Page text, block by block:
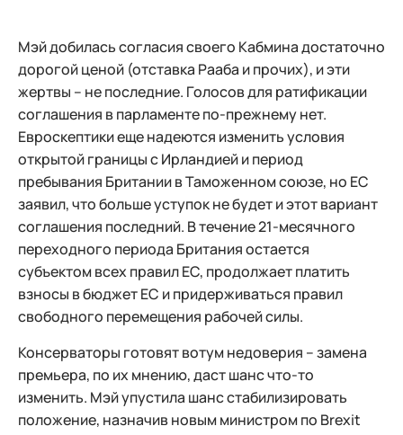
Мэй добилась согласия своего Кабмина достаточно
дорогой ценой (отставка Рааба и прочих), и эти
жертвы – не последние. Голосов для ратификации
соглашения в парламенте по-прежнему нет.
Евроскептики еще надеются изменить условия
открытой границы с Ирландией и период
пребывания Британии в Таможенном союзе, но ЕС
заявил, что больше уступок не будет и этот вариант
соглашения последний. В течение 21-месячного
переходного периода Британия остается
субъектом всех правил ЕС, продолжает платить
взносы в бюджет ЕС и придерживаться правил
свободного перемещения рабочей силы.
Консерваторы готовят вотум недоверия – замена
премьера, по их мнению, даст шанс что-то
изменить. Мэй упустила шанс стабилизировать
положение, назначив новым министром по Brexit